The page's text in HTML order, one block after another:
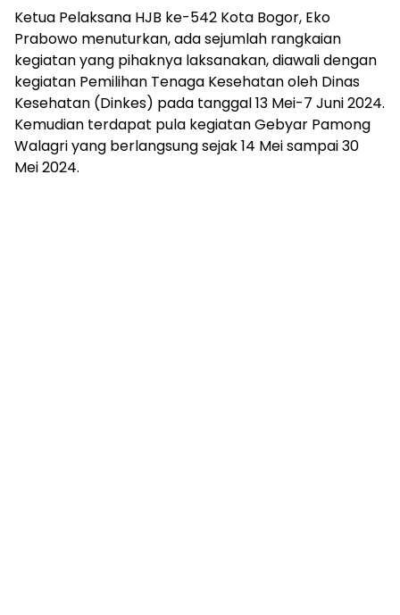
Ketua Pelaksana HJB ke-542 Kota Bogor, Eko
Prabowo menuturkan, ada sejumlah rangkaian
kegiatan yang pihaknya laksanakan, diawali dengan
kegiatan Pemilihan Tenaga Kesehatan oleh Dinas
Kesehatan (Dinkes) pada tanggal 13 Mei-7 Juni 2024.
Kemudian terdapat pula kegiatan Gebyar Pamong
Walagri yang berlangsung sejak 14 Mei sampai 30
Mei 2024.